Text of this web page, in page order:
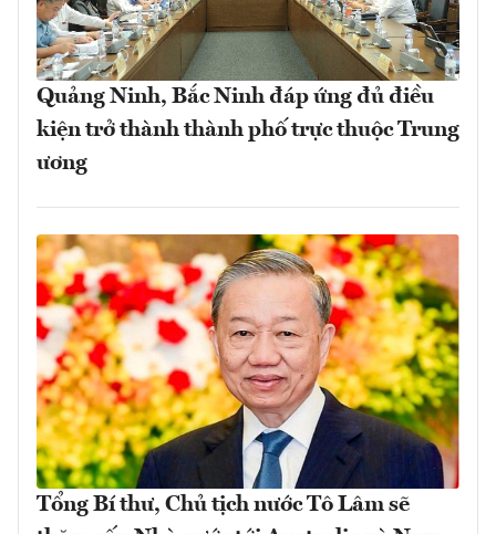
Quảng Ninh, Bắc Ninh đáp ứng đủ điều
kiện trở thành thành phố trực thuộc Trung
ương
Tổng Bí thư, Chủ tịch nước Tô Lâm sẽ